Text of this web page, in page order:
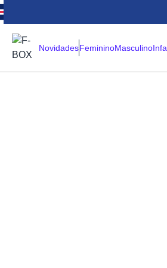
NovidadesFemininoMasculino